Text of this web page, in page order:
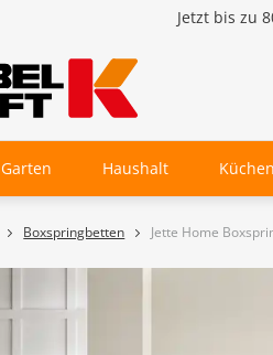
Jetzt bis zu
Garten Haushalt Küchen
Boxspringbetten Jette Home